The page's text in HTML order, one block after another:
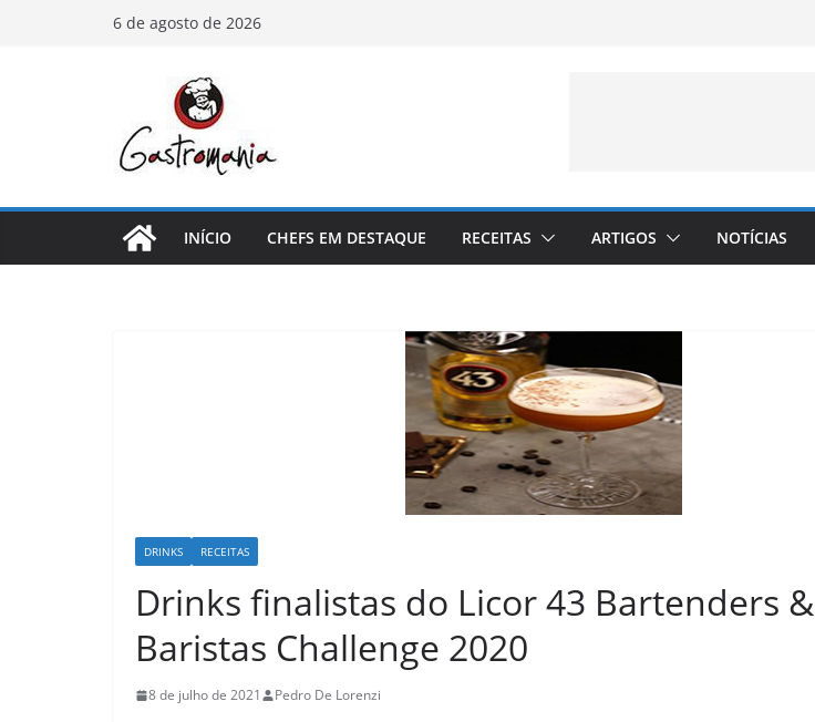
6 de agosto de 2026
INÍCIO CHEFS EM DESTAQUE RECEITAS ARTIGOS NOTÍCIAS
DRINKS RECEITAS
Drinks finalistas do Licor 43 Bartenders &
Baristas Challenge 2020
8 de julho de 2021 Pedro De Lorenzi